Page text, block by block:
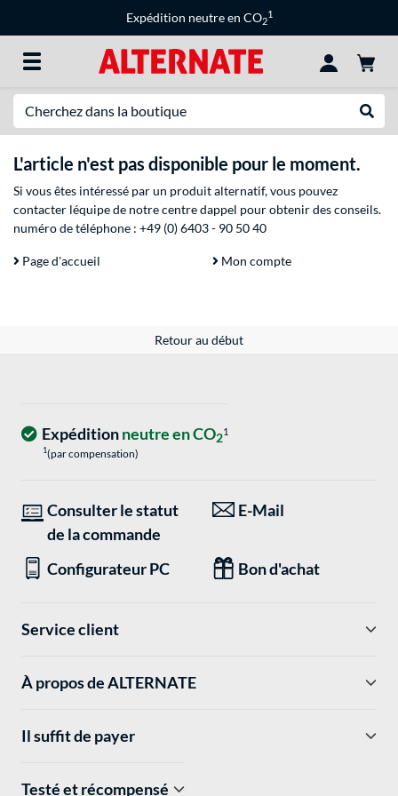
Expédition neutre en CO2
1
L'article n'est pas disponible pour le moment.
Si vous êtes intéressé par un produit alternatif, vous pouvez
contacter léquipe de notre centre dappel pour obtenir des conseils.
numéro de téléphone : +49 (0) 6403 - 90 50 40
Page d'accueil Mon compte
Retour au début
Expéditionneutre en CO21
1(par compensation)
Consulter le statut
de la commande
E-Mail
Configurateur PC Bon d'achat
Service client
À propos de ALTERNATE
Il suffit de payer
Testé et récompensé